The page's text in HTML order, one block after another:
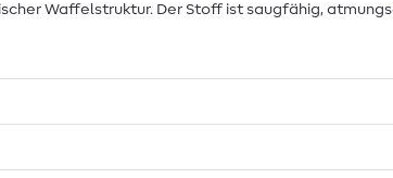
Waffelstruktur. Der Stoff ist saugfähig,